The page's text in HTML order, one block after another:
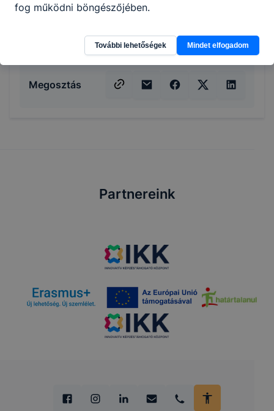
Megosztás
Partnereink
fog működni böngészőjében.
További lehetőségek Mindet elfogadom